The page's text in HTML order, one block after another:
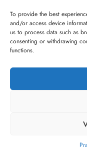
To provide the best
and/or access device
us to process data such as
consenting or withdrawing
functions.„Najveći mali
O nama